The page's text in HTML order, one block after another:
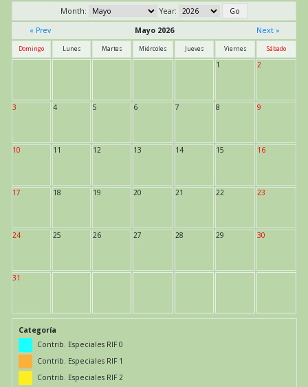
Month:
Year:
« Prev
Mayo 2026 Next »
Domingo Lunes Martes Miércoles Jueves Viernes Sábado
1 2
3 4 5 6 7 8 9
10 11 12 13 14 15 16
17 18 19 20 21 22 23
24 25 26 27 28 29 30
31
Categoría
Contrib. Especiales RIF 0
Contrib. Especiales RIF 1
Contrib. Especiales RIF 2